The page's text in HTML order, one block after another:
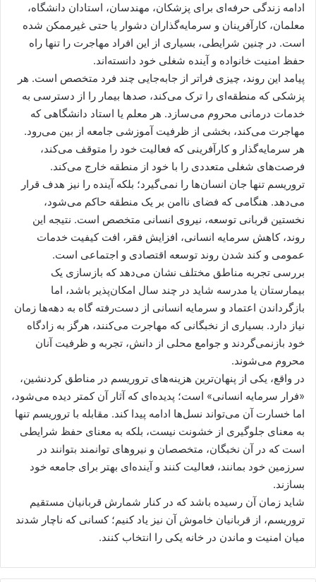
ادامه زندگی حرفه‌ای برای پزشکان، مهندسان، استادان دانشگاه،
معلمان، کارآفرینان و سرمایه‌گذاران دشوار یا حتی غیرممکن شده
است. در چنین شرایطی، بسیاری از این افراد مهاجرت را تنها راه
حفظ امنیت خانواده و آینده شغلی خود دانسته‌اند.
پیامد این روند، چیزی فراتر از جابه‌جایی چند فرد متخصص است. هر
پزشکی که منطقه‌ای را ترک می‌کند، صدها بیمار را از دسترسی به
خدمات درمانی محروم می‌سازد. هر معلم یا استاد دانشگاهی که
مهاجرت می‌کند، بخشی از ظرفیت آموزشی جامعه از بین می‌رود.
هر سرمایه‌گذار و کارآفرینی که فعالیت خود را متوقف می‌کند،
فرصت‌های شغلی متعددی را با خود از منطقه خارج می‌کند.
تروریسم تنها جان انسان‌ها را نمی‌گیرد؛ بلکه آینده را نیز هدف قرار
می‌دهد. هنگامی که فضای ناامن بر یک منطقه حاکم می‌شود،
نخستین قربانی توسعه، نیروی انسانی متخصص است. نتیجه این
روند، کاهش سرمایه انسانی، افزایش فقر، افت کیفیت خدمات
عمومی و کند شدن روند توسعه اقتصادی و اجتماعی است.
بررسی تجربه مناطق مختلف نشان می‌دهد که بازسازی یک
بیمارستان یا مدرسه شاید در چند سال امکان‌پذیر باشد، اما
بازگرداندن اعتماد و سرمایه انسانی از دست‌رفته گاه به دهه‌ها زمان
نیاز دارد. بسیاری از نخبگانی که مهاجرت می‌کنند، هرگز به زادگاه
خود بازنمی‌گردند و جوامع محلی از دانش، تجربه و ظرفیت آنان
محروم می‌شوند.
در واقع، یکی از پنهان‌ترین هزینه‌های تروریسم در مناطق کردنشین،
«فرار سرمایه انسانی» است؛ پدیده‌ای که آثار آن کمتر دیده می‌شود،
اما خسارت آن می‌تواند نسل‌ها ادامه پیدا کند. مقابله با تروریسم تنها
به معنای جلوگیری از خشونت نیست، بلکه به معنای حفظ شرایطی
است که در آن نخبگان، متخصصان و نیروهای توانمند بتوانند در
سرزمین خود بمانند، فعالیت کنند و آینده‌ای بهتر برای جامعه خود
بسازند.
شاید زمان آن رسیده باشد که در کنار شمارش قربانیان مستقیم
تروریسم، از قربانیان خاموش آن نیز یاد کنیم؛ کسانی که ناچار شدند
میان امنیت و ماندن در خانه یکی را انتخاب کنند.